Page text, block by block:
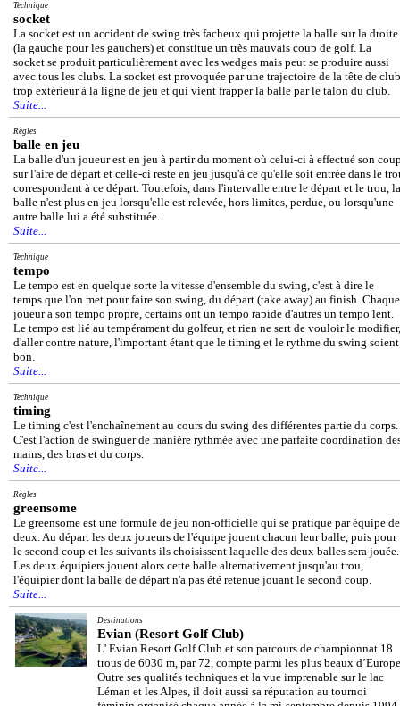
Technique
socket
La socket est un accident de swing très facheux qui projette la balle sur la droite
(la gauche pour les gauchers) et constitue un très mauvais coup de golf. La
socket se produit particulièrement avec les wedges mais peut se produire aussi
avec tous les clubs. La socket est provoquée par une trajectoire de la tête de club
trop extérieur à la ligne de jeu et qui vient frapper la balle par le talon du club.
Suite...
Règles
balle en jeu
La balle d'un joueur est en jeu à partir du moment où celui-ci à effectué son
sur l'aire de départ et celle-ci reste en jeu jusqu'à ce qu'elle soit entrée dans le
correspondant à ce départ. Toutefois, dans l'intervalle entre le départ et le trou, la
balle n'est plus en jeu lorsqu'elle est relevée, hors limites, perdue, ou lorsqu'une
autre balle lui a été substituée.
Suite...
Technique
tempo
Le tempo est en quelque sorte la vitesse d'ensemble du swing, c'est à dire le
temps que l'on met pour faire son swing, du départ (take away) au finish. Chaque
joueur a son tempo propre, certains ont un tempo rapide d'autres un tempo lent.
Le tempo est lié au tempérament du golfeur, et rien ne sert de vouloir le modifier,
d'aller contre nature, l'important étant que le timing et le rythme du swing soient
bon.
Suite...
Technique
timing
Le timing c'est l'enchaînement au cours du swing des différentes partie du corps.
C'est l'action de swinguer de manière rythmée avec une parfaite coordination
mains, des bras et du corps.
Suite...
Règles
greensome
Le greensome est une formule de jeu non-officielle qui se pratique par équipe de
deux. Au départ les deux joueurs de l'équipe jouent chacun leur balle, puis pour
le second coup et les suivants ils choisissent laquelle des deux balles sera jouée.
Les deux équipiers jouent alors cette balle alternativement jusqu'au trou,
l'équipier dont la balle de départ n'a pas été retenue jouant le second coup.
Suite...
Destinations
Evian (Resort Golf Club)
L' Evian Resort Golf Club et son parcours de championnat 18
trous de 6030 m, par 72, compte parmi les plus beaux
Outre ses qualités techniques et la vue imprenable sur le lac
Léman et les Alpes, il doit aussi sa réputation au tournoi